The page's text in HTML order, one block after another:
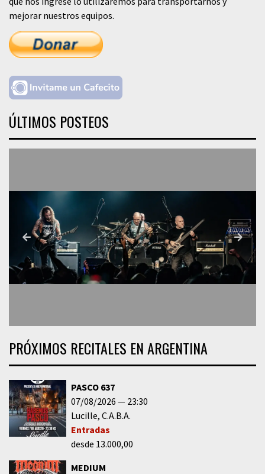
mejorar nuestros equipos.
ÚLTIMOS POSTEOS
PRÓXIMOS RECITALES EN ARGENTINA
PASCO 637
07/08/2026
23:30
Lucille C.A.B.A.
Entradas
desde 13.000,00
MEDIUM